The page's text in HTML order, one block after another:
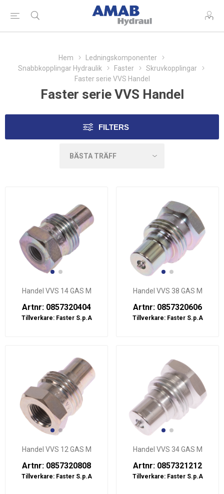
Hem
Ledningskomponenter
Snabbkopplingar Hydraulik
Faster
Skruvkopplingar
Faster serie VVS Handel
Faster serie VVS Handel
FILTERS
Handel VVS 14 GAS M
Artnr: 0857320404
Tillverkare: Faster S.p.A
Handel VVS 38 GAS M
Artnr: 0857320606
Tillverkare: Faster S.p.A
Handel VVS 12 GAS M
Artnr: 0857320808
Tillverkare: Faster S.p.A
Handel VVS 34 GAS M
Artnr: 0857321212
Tillverkare: Faster S.p.A